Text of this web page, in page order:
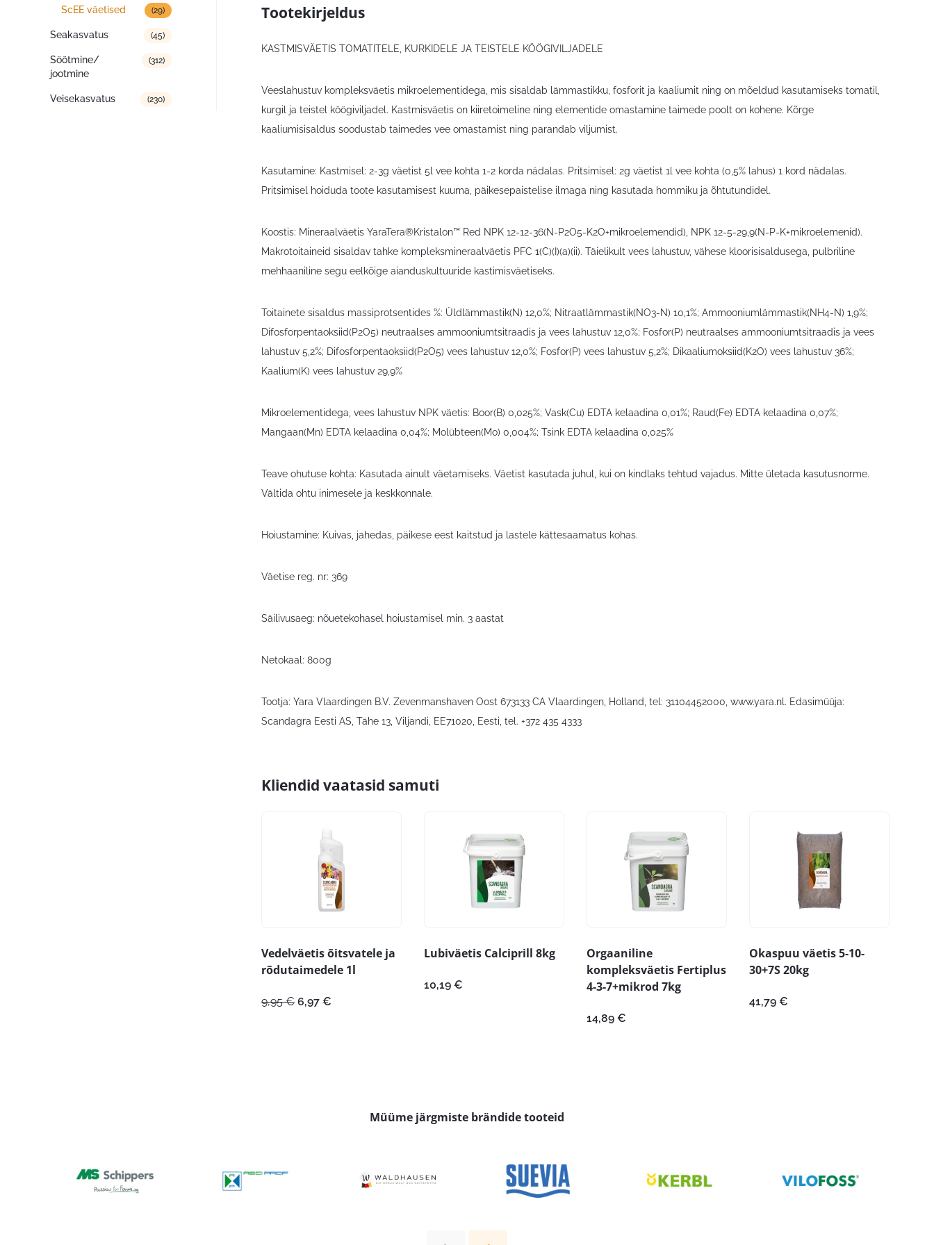
ScEE väetised (29)
Seakasvatus (45)
Söötmine/
jootmine
(312)
Veisekasvatus (230)
Tootekirjeldus
KASTMISVÄETIS TOMATITELE, KURKIDELE JA TEISTELE KÖÖGIVILJADELE
Veeslahustuv kompleksväetis mikroelementidega, mis sisaldab lämmastikku, fosforit ja kaaliumit ning on mõeldud kasutamiseks tomatil,
kurgil ja teistel köögiviljadel. Kastmisväetis on kiiretoimeline ning elementide omastamine taimede poolt on kohene. Kõrge
kaaliumisisaldus soodustab taimedes vee omastamist ning parandab viljumist.
Kasutamine: Kastmisel: 2-3g väetist 5l vee kohta 1-2 korda nädalas. Pritsimisel: 2g väetist 1l vee kohta (0,5% lahus) 1 kord nädalas.
Pritsimisel hoiduda toote kasutamisest kuuma, päikesepaistelise ilmaga ning kasutada hommiku ja õhtutundidel.
Koostis: Mineraalväetis YaraTera®Kristalon™ Red NPK 12-12-36(N-P2O5-K2O+mikroelemendid), NPK 12-5-29,9(N-P-K+mikroelemenid).
Makrotoitaineid sisaldav tahke kompleksmineraalväetis PFC 1(C)(I)(a)(ii). Täielikult vees lahustuv, vähese kloorisisaldusega, pulbriline
mehhaaniline segu eelkõige aianduskultuuride kastimisväetiseks.
Toitainete sisaldus massiprotsentides %: Üldlämmastik(N) 12,0%; Nitraatlämmastik(NO3-N) 10,1%; Ammooniumlämmastik(NH4-N) 1,9%;
Difosforpentaoksiid(P2O5) neutraalses ammooniumtsitraadis ja vees lahustuv 12,0%; Fosfor(P) neutraalses ammooniumtsitraadis ja vees
lahustuv 5,2%; Difosforpentaoksiid(P2O5) vees lahustuv 12,0%; Fosfor(P) vees lahustuv 5,2%; Dikaaliumoksiid(K2O) vees lahustuv 36%;
Kaalium(K) vees lahustuv 29,9%
Mikroelementidega, vees lahustuv NPK väetis: Boor(B) 0,025%; Vask(Cu) EDTA kelaadina 0,01%; Raud(Fe) EDTA kelaadina 0,07%;
Mangaan(Mn) EDTA kelaadina 0,04%; Molübteen(Mo) 0,004%; Tsink EDTA kelaadina 0,025%
Teave ohutuse kohta: Kasutada ainult väetamiseks. Väetist kasutada juhul, kui on kindlaks tehtud vajadus. Mitte ületada kasutusnorme.
Vältida ohtu inimesele ja keskkonnale.
Hoiustamine: Kuivas, jahedas, päikese eest kaitstud ja lastele kättesaamatus kohas.
Väetise reg. nr: 369
Säilivusaeg: nõuetekohasel hoiustamisel min. 3 aastat
Netokaal: 800g
Tootja: Yara Vlaardingen B.V. Zevenmanshaven Oost 673133 CA Vlaardingen, Holland, tel: 31104452000, www.yara.nl. Edasimüüja:
Scandagra Eesti AS, Tähe 13, Viljandi, EE71020, Eesti, tel. +372 435 4333
Kliendid vaatasid samuti
Vedelväetis õitsvatele ja
rõdutaimedele 1l
9,95€ Algne
6,97 €
Lubiväetis Calciprill 8kg
10,19 €
Orgaaniline
kompleksväetis Fertiplus
4-3-7+mikrod 7kg
14,89 €
Okaspuu väetis 5-10-
30+7S 20kg
41,79 €
Müüme järgmiste brändide tooteid